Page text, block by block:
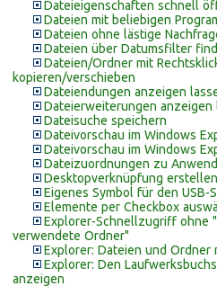
Dateieigenschaften schnell
Dateien mit beliebigen
Dateien ohne lästige
Dateien über Datumsfilter
Dateien/Ordner mit
kopieren/verschieben
Dateiendungen anzeigen
Dateierweiterungen anzeigen
Dateisuche speichern
Dateivorschau im Windows
Dateivorschau im Windows
Dateizuordnungen zu
Desktopverknüpfung erstellen
Eigenes Symbol für den USB-
Elemente per Checkbox
Explorer-Schnellzugriff ohne
verwendete Ordner"
Explorer: Dateien und Ordner
Explorer: Den
anzeigen